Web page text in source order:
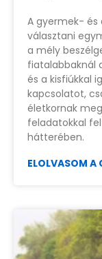
A gyermek- és
választani
a mély
fiatalabbaknál
és a kisfiúkkal
kapcsolatot,
életkornak
feladatokkal
hátterében.
ELOLVASOM A